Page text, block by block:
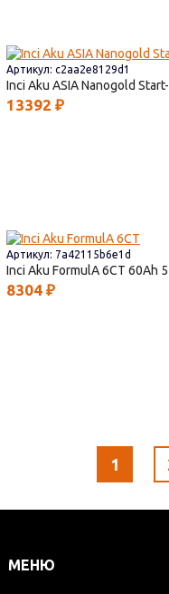
Артикул: c2aa2e8129d1
Inci Aku ASIA Nanogold
13392 ₽
Артикул: 7a42115b6e1d
Inci Aku FormulА 6СТ 60
8304 ₽
1
МЕНЮ